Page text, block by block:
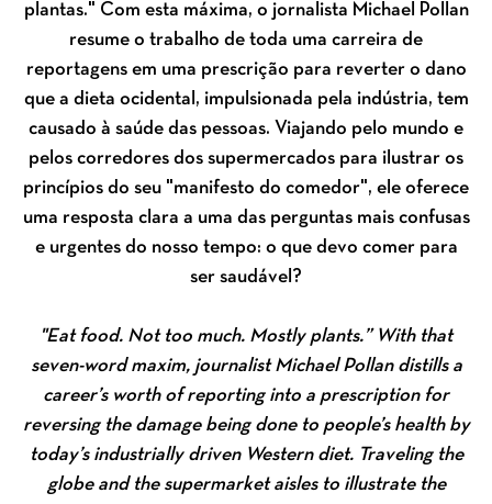
plantas." Com esta máxima, o jornalista Michael Pollan
resume o trabalho de toda uma carreira de
reportagens em uma prescrição para reverter o dano
que a dieta ocidental, impulsionada pela indústria, tem
causado à saúde das pessoas. Viajando pelo mundo e
pelos corredores dos supermercados para ilustrar os
princípios do seu "manifesto do comedor", ele oferece
uma resposta clara a uma das perguntas mais confusas
e urgentes do nosso tempo: o que devo comer para
ser saudável?
"Eat food. Not too much. Mostly plants.” With that
seven-word maxim, journalist Michael Pollan distills a
career’s worth of reporting into a prescription for
reversing the damage being done to people’s health by
today’s industrially driven Western diet. Traveling the
globe and the supermarket aisles to illustrate the